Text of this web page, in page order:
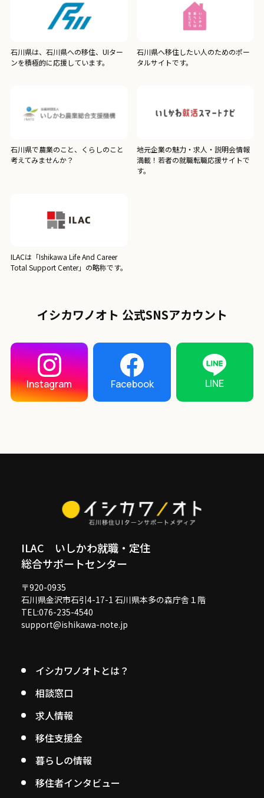
石川県は、石川県への移住、UIター
ンを積極的に応援しています。
石川県へ移住したい人のためのポー
タルサイトです。
石川県で農業のこと、くらしのこと
考えてみませんか？
地元企業の魅力・求人・説明会情報
満載！若者の就職転職応援サイトで
す。
ILACは「Ishikawa Life And Career
Total Support Center」の略称です。
イシカワノオト 公式SNSアカウント
Instagram Facebook LINE
ILAC いしかわ就職・定住
総合サポートセンター
〒920-0935
石川県金沢市石引4-17-1 石川県本多の森庁舎１階
TEL:076-235-4540
support@ishikawa-note.jp
イシカワノオトとは？
相談窓口
求人情報
移住支援金
暮らしの情報
移住者インタビュー